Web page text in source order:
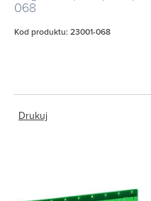
068
Kod produktu: 23001-068
Drukuj